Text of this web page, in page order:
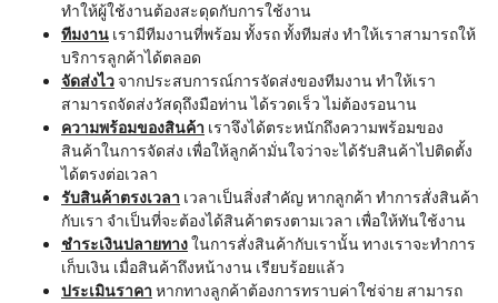
ทำให้ผู้ใช้งานต้องสะดุดกับการใช้งาน
ทีมงาน เรามีทีมงานที่พร้อม ทั้งรถ ทั้งทีมส่ง ทำให้เราสามารถให้
บริการลูกค้าได้ตลอด
จัดส่งไว จากประสบการณ์การจัดส่งของทีมงาน ทำให้เรา
สามารถจัดส่งวัสดุถึงมือท่าน ได้รวดเร็ว ไม่ต้องรอนาน
ความพร้อมของสินค้า เราจึงได้ตระหนักถึงความพร้อมของ
สินค้าในการจัดส่ง เพื่อให้ลูกค้ามั่นใจว่าจะได้รับสินค้าไปติดตั้ง
ได้ตรงต่อเวลา
รับสินค้าตรงเวลา เวลาเป็นสิ่งสำคัญ หากลูกค้า ทำการสั่งสินค้า
กับเรา จำเป็นที่จะต้องได้สินค้าตรงตามเวลา เพื่อให้ทันใช้งาน
ชำระเงินปลายทางในการสั่งสินค้ากับเรานั้น ทางเราจะทำการ
เก็บเงิน เมื่อสินค้าถึงหน้างาน เรียบร้อยแล้ว
ประเมินราคา หากทางลูกค้าต้องการทราบค่าใช่จ่าย สามารถ